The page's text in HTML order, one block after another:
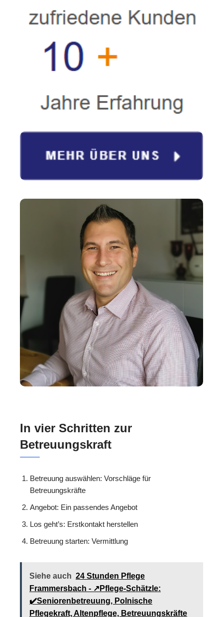
In vier Schritten zur
Betreuungskraft
Betreuung auswählen: Vorschläge für
Betreuungskräfte
Angebot: Ein passendes Angebot
Los geht’s: Erstkontakt herstellen
Betreuung starten: Vermittlung
Siehe auch 24 Stunden Pflege
Frammersbach - ↗️Pflege-Schätzle:
✔️Seniorenbetreuung, Polnische
Pflegekraft, Altenpflege, Betreuungskräfte